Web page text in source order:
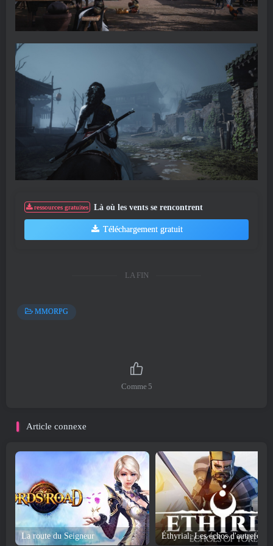
ressources gratuites Là où les vents se rencontrent
Téléchargement gratuit
LA FIN
MMORPG
Comme 5
Article connexe
La route du Seigneur Éthyrial: Les échos d'autrefois